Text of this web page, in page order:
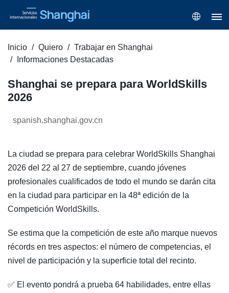
Inicio Quiero
Trabajar en Shanghai
Informaciones Destacadas
Shanghai se prepara para WorldSkills
2026
spanish.shanghai.gov.cn
La ciudad se prepara para celebrar WorldSkills Shanghai
2026 del 22 al 27 de septiembre, cuando jóvenes
profesionales cualificados de todo el mundo se darán cita
en la ciudad para participar en la 48ª edición de la
Competición WorldSkills.
Se estima que la competición de este año marque nuevos
récords en tres aspectos: el número de competencias, el
nivel de participación y la superficie total del recinto.
✅ El evento pondrá a prueba 64 habilidades, entre ellas